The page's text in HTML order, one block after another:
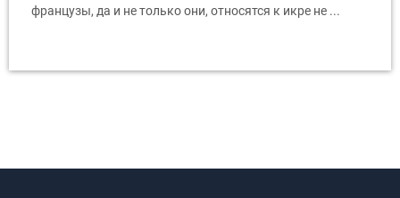
французы, да и не только они, относятся к икре не ...